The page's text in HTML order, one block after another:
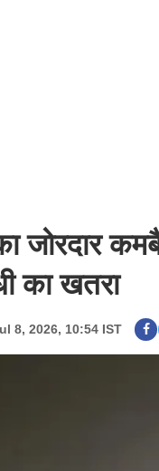
जोरदार
का खतरा
8, 2026, 10:54 IST